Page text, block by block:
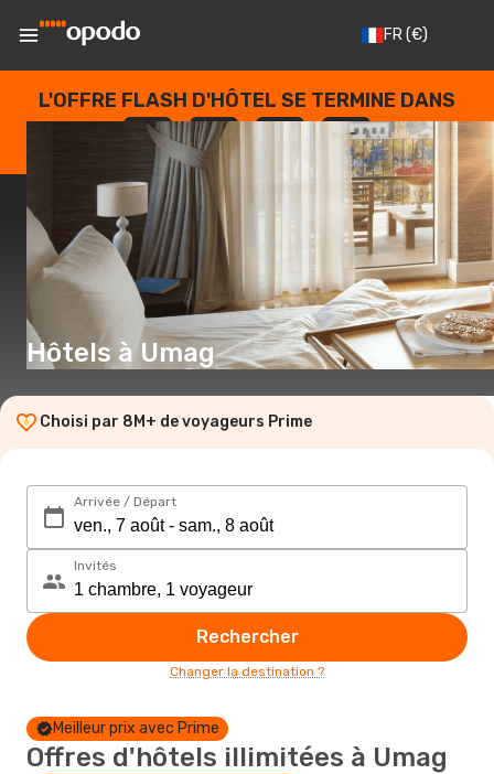
FR(€)
L'OFFRE FLASH D'HÔTEL SE TERMINE DANS
--
JOURS
: --
HEURES
: --
SECONDES
Hôtels à Umag
Choisi par 8M+ de voyageurs Prime
Arrivée / Départ
Invités
Rechercher
Changer la destination ?
Meilleur prix avec Prime
Offres d'hôtels illimitées à Umag